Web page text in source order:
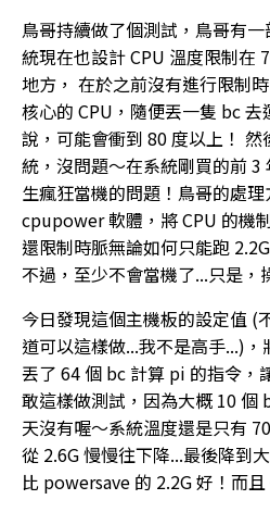
鳥哥持續做了個測試，鳥哥有
統現在也設計 CPU 溫度限制在
地方， 在於之前沒有進行限制
核心的 CPU，隨便丟一隻 bc
說，可能會衝到 80 度以上！
統，沒問題～在系統剛買的前
生瘋狂當機的問題！鳥哥的處
cpupower 軟體，將 CPU 的機
還限制時脈無論如何只能跑
不過，至少不會當機了...只是，
今日發現這個主機板的設定值 (
道可以這樣做...我不是高手...)
丟了 64 個 bc 計算 pi 的指令，
敢這樣做測試，因為大概 10 個
天沒有喔～系統溫度還是只有
從 2.6G 慢慢往下降...最後降到
比 powersave 的 2.2G 好！而且